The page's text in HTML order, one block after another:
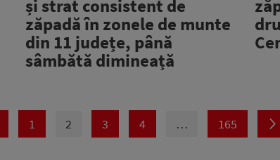
și strat consistent de
zăpadă în zonele de munte
din 11 județe, până
sâmbătă dimineață
1 2 3 4 … 165